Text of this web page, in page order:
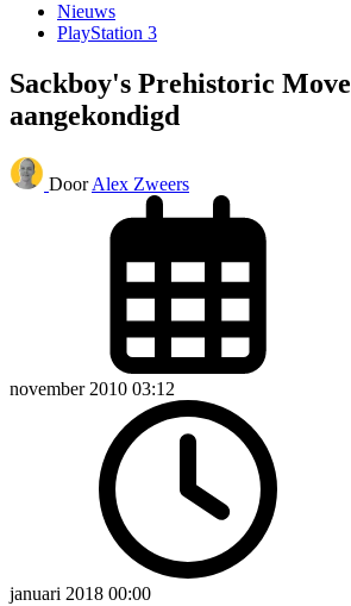
Nieuws
PlayStation 3
Sackboy's Prehistoric
aangekondigd
Door Alex Zweers
november 2010 03:12
januari 2018 00:00